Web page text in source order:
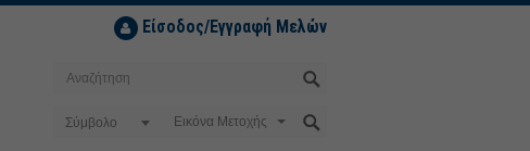
Είσοδος/Εγγραφή Μελών
Σύμβολο